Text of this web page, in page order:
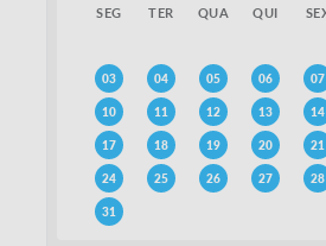
SEG TER QUA QUI
03 04 05 06 07
10 11 12 13 14
17 18 19 20 21
24 25 26 27 28
31